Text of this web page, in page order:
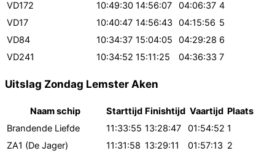
VD172 10:49:30 14:56:07 04:06:37 4
VD17
10:40:47 14:56:43 04:15:56 5
VD84
10:34:37 15:04:05 04:29:28 6
VD241
10:34:52 15:11:25 04:36:33 7
Uitslag Zondag Lemster Aken
Naam schip Starttijd Finishtijd Vaartijd Plaats
Brandende Liefde
11:33:55 13:28:47 01:54:52 1
ZA1 (De Jager)
11:31:58 13:29:11 01:57:13 2